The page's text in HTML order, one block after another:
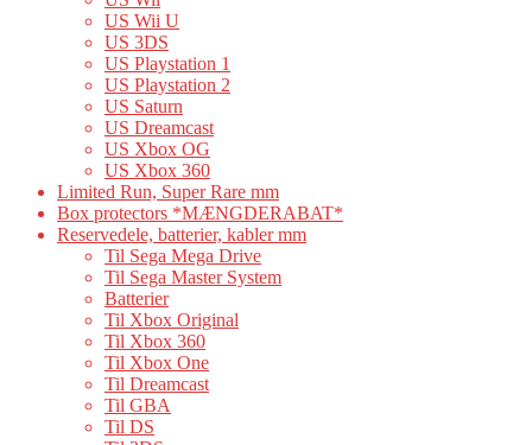
US Wii U
US 3DS
US Playstation 1
US Playstation 2
US Saturn
US Dreamcast
US Xbox OG
US Xbox 360
Limited Run, Super Rare mm
Box protectors *MÆNGDERABAT*
Reservedele, batterier, kabler mm
Til Sega Mega Drive
Til Sega Master System
Batterier
Til Xbox Original
Til Xbox 360
Til Xbox One
Til Dreamcast
Til GBA
Til DS